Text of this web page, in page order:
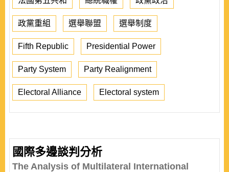
政黨重組 選舉聯盟 選舉制度
Fifth Republic Presidential Power
Party System Party Realignment
Electoral Alliance Electoral system
國際多邊談判分析
The Analysis of Multilateral International